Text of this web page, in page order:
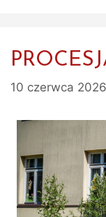
10 czerwca 2026